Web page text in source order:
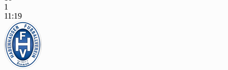
1
11:19